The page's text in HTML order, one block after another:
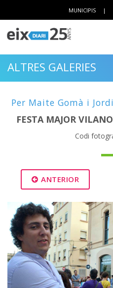
MUNICIPIS |
ALTRES GALERIES
Per Maite Gomà i
FESTA MAJOR
Codi
ANTERIOR